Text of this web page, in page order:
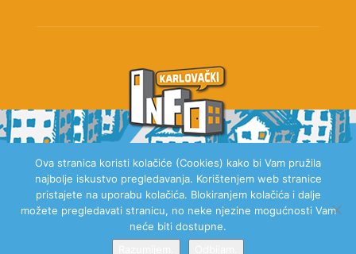
O NAMA
Ova stranica koristi kolačiće (Cookies) kako bi Vam pružila
najbolje iskustvo pregledavanja. Korištenjem web stranice
pristajete na uporabu kolačića. Blokiranjem kolačića i dalje
možete pregledavati stranicu, no neke njezine mogućnosti Vam
neće biti dostupne.